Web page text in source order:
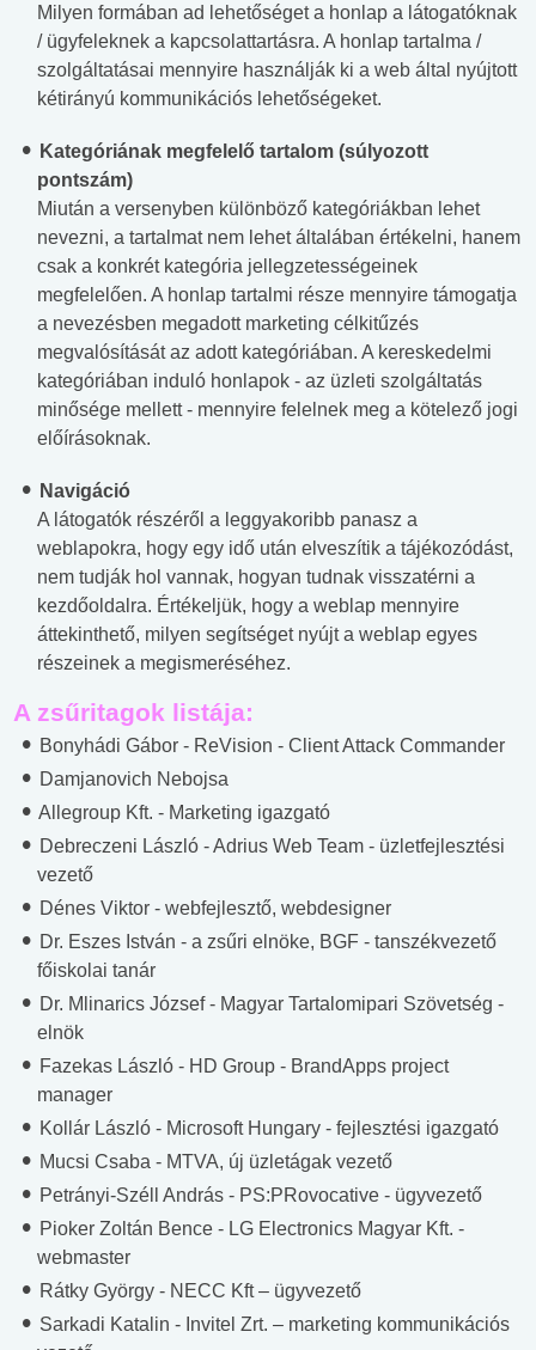
Milyen formában ad lehetőséget a honlap a látogatóknak
/ ügyfeleknek a kapcsolattartásra. A honlap tartalma /
szolgáltatásai mennyire használják ki a web által nyújtott
kétirányú kommunikációs lehetőségeket.
Kategóriának megfelelő tartalom (súlyozott
pontszám)
Miután a versenyben különböző kategóriákban lehet
nevezni, a tartalmat nem lehet általában értékelni, hanem
csak a konkrét kategória jellegzetességeinek
megfelelően. A honlap tartalmi része mennyire támogatja
a nevezésben megadott marketing célkitűzés
megvalósítását az adott kategóriában. A kereskedelmi
kategóriában induló honlapok - az üzleti szolgáltatás
minősége mellett - mennyire felelnek meg a kötelező jogi
előírásoknak.
Navigáció
A látogatók részéről a leggyakoribb panasz a
weblapokra, hogy egy idő után elveszítik a tájékozódást,
nem tudják hol vannak, hogyan tudnak visszatérni a
kezdőoldalra. Értékeljük, hogy a weblap mennyire
áttekinthető, milyen segítséget nyújt a weblap egyes
részeinek a megismeréséhez.
A zsűritagok listája:
Bonyhádi Gábor - ReVision - Client Attack Commander
Damjanovich Nebojsa
Allegroup Kft. - Marketing igazgató
Debreczeni László -Adrius Web Team - üzletfejlesztési
vezető
Dénes Viktor - webfejlesztő, webdesigner
Dr. Eszes István - a zsűri elnöke, BGF - tanszékvezető
főiskolai tanár
Dr. Mlinarics József - Magyar Tartalomipari Szövetség -
elnök
Fazekas László - HD Group - BrandApps project
manager
Kollár László - Microsoft Hungary - fejlesztési igazgató
Mucsi Csaba - MTVA, új üzletágak vezető
Petrányi-Széll András - PS:PRovocative - ügyvezető
Pioker Zoltán Bence - LG Electronics Magyar Kft. -
webmaster
Rátky György - NECC Kft – ügyvezető
Sarkadi Katalin - Invitel Zrt. – marketing kommunikációs